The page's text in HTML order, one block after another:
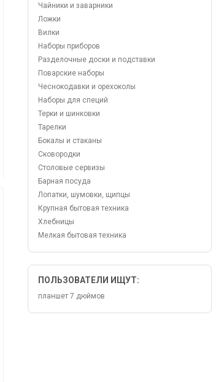
Чайники и заварники
Ложки
Вилки
Наборы приборов
Разделочные доски и подставки
Поварские наборы
Чеснокодавки и орехоколы
Наборы для специй
Терки и шинковки
Тарелки
Бокалы и стаканы
Сковородки
Столовые сервизы
Барная посуда
Лопатки, шумовки, щипцы
Крупная бытовая техника
Хлебницы
Мелкая бытовая техника
ПОЛЬЗОВАТЕЛИ ИЩУТ:
планшет 7 дюймов